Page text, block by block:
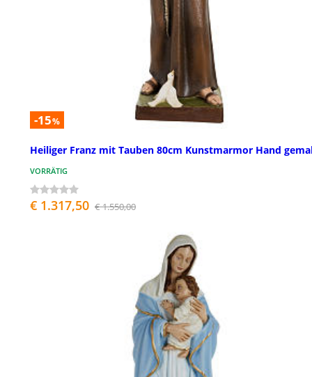
-15%
Heiliger Franz mit Tauben 80cm Kunstmarmor Hand
VORRÄTIG
€ 1.317,50 € 1.550,00